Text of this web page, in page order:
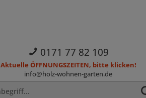
0171 77 82 109
Aktuelle ÖFFNUNGSZEITEN, bitte klicken!
info@holz-wohnen-garten.de